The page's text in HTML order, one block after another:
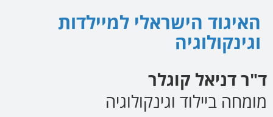
האיגוד הישראלי למיילדות
וגינקולוגיה
ד"ר דניאל קוגלר
מומחה ביילוד וגינקולוגיה